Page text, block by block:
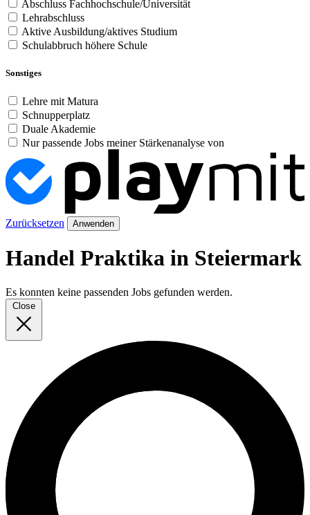
Abschluss Fachhochschule/Universität
Lehrabschluss
Aktive Ausbildung/aktives Studium
Schulabbruch höhere Schule
Sonstiges
Lehre mit Matura
Schnupperplatz
Duale Akademie
Nur passende Jobs meiner Stärkenanalyse von
Zurücksetzen Anwenden
Handel Praktika in Steiermark
Es konnten keine passenden Jobs gefunden werden.
Close